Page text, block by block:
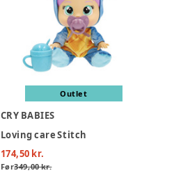
Outlet
CRY BABIES
Loving care Stitch
174,50 kr.
Før349,00 kr.